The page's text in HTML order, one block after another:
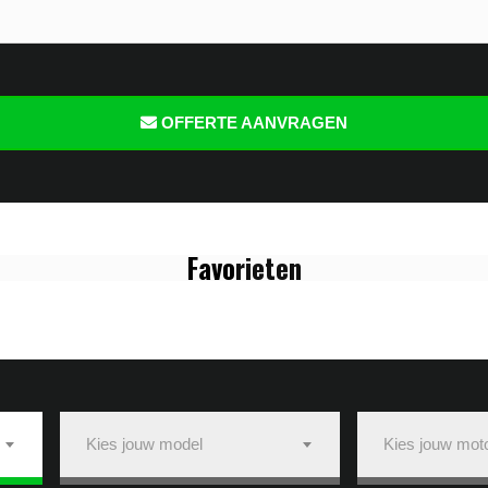
OFFERTE AANVRAGEN
Favorieten
Kies jouw model Kies jouw